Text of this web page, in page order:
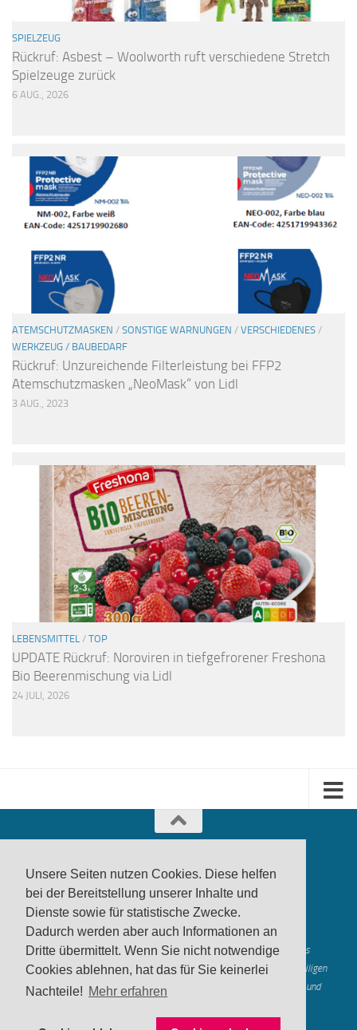
Unsere Seiten nutzen Cookies. Diese helfen
bei der Bereitstellung unserer Inhalte und
Dienste sowie für statistische Zwecke.
Dadurch werden aber auch Informationen an
Dritte übermittelt. Wenn Sie nicht notwendige
Cookies ablehnen, hat das für Sie keinerlei
Nachteile! Mehr erfahren
SPIELZEUG
Rückruf: Asbest – Woolworth ruft verschiedene Stretch
Spielzeuge zurück
6 AUG., 2026
ATEMSCHUTZMASKEN / SONSTIGE WARNUNGEN / VERSCHIEDENES /
WERKZEUG / BAUBEDARF
Rückruf: Unzureichende Filterleistung bei FFP2
Atemschutzmasken „NeoMask“ von Lidl
3 AUG., 2023
LEBENSMITTEL / TOP
UPDATE Rückruf: Noroviren in tiefgefrorener Freshona
Bio Beerenmischung via Lidl
24 JULI, 2026
produktwarnung.eu - 2007-2026
Made in Gerstetten |Medienzentrum Gerstetten
Alle genannten Marken, Warenzeichen und Logos innerhalb dieses
Medienangebotes sind durch die Marken- und Urheberechte der jeweiligen
Rechteinhaber geschützt, und dienen lediglich der Berichterstattung und